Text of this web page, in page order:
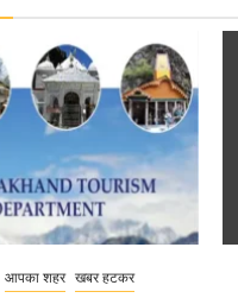
आपका शहर खबर हटकर